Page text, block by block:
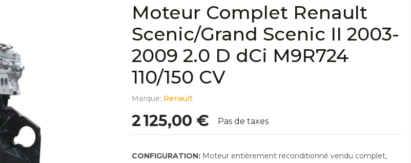
Moteur Complet Renault
Scenic/Grand Scenic II 2003-
2009 2.0 D dCi M9R724
110/150 CV
Marque: Renault
2 125,00 € Pas de taxes
CONFIGURATION:Moteur entièrement reconditionné vendu complet,